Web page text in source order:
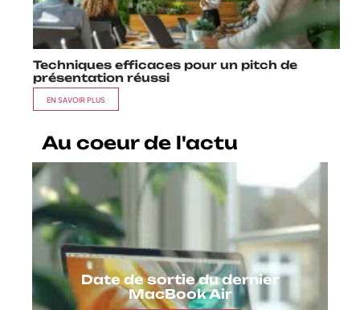
Techniques efficaces pour un pitch de
présentation réussi
EN SAVOIR PLUS
Au coeur de l'actu
Date de sortie du dernier
MacBook Air